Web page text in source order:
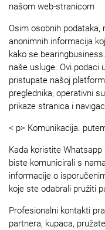
našom web-stranicom
Osim osobnih
anonimnih informacija
kako se
naše usluge. Ovi podaci
pristupate našoj
preglednika, operativni
prikaze stranica i
< p> Komunikacija.
Kada koristite
biste komunicirali s
informacije o
koje ste odabrali pružiti
Profesionalni kontakti
partnera, kupaca,